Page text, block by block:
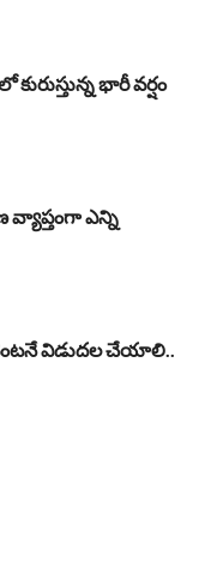
భారీ వర్షం
ఎన్ని
విడుదల చేయాలి..